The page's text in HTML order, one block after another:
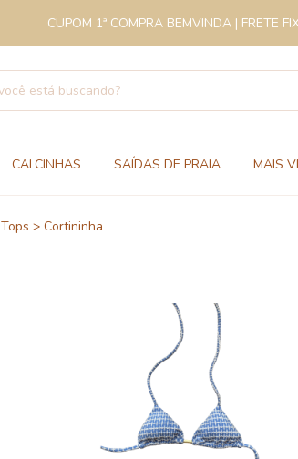
CUPOM 1ª COMPRA BEMVINDA | FRETE
CALCINHAS SAÍDAS DE PRAIA MAIS
Tops > Cortininha